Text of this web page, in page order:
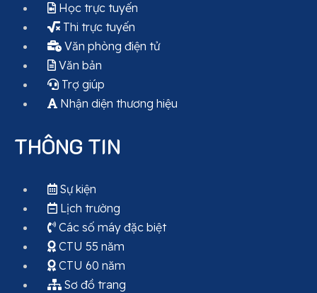
Học trực tuyến
Thi trực tuyến
Văn phòng điện tử
Văn bản
Trợ giúp
Nhận diện thương hiệu
THÔNG TIN
Sự kiện
Lịch trường
Các số máy đặc biệt
CTU 55 năm
CTU 60 năm
Sơ đồ trang